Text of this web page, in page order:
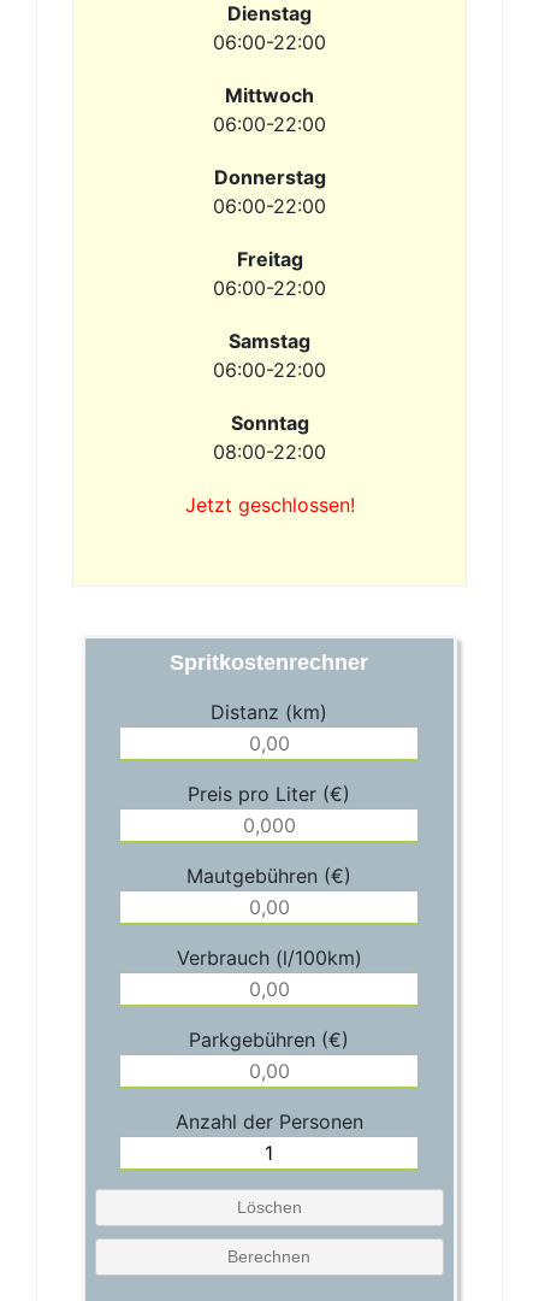
Dienstag
06:00-22:00
Mittwoch
06:00-22:00
Donnerstag
06:00-22:00
Freitag
06:00-22:00
Samstag
06:00-22:00
Sonntag
08:00-22:00
Jetzt geschlossen!
Spritkostenrechner
Distanz (km)
Preis pro Liter (€)
Mautgebühren (€)
Verbrauch (l/100km)
Parkgebühren (€)
Anzahl der Personen
Löschen
Berechnen